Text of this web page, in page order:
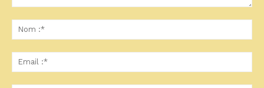
:*
:*